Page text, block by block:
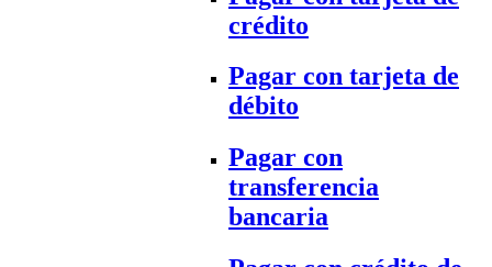
crédito
Pagar con tarjeta de
débito
Pagar con
transferencia
bancaria